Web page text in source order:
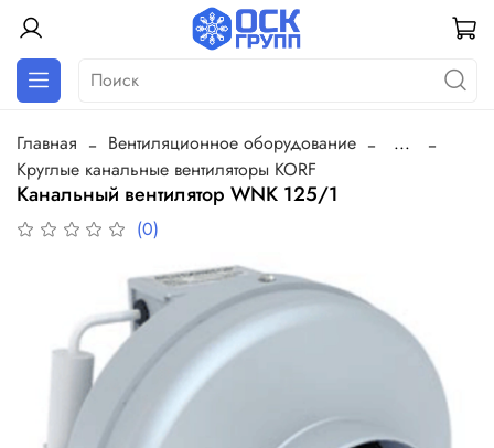
Главная Вентиляционное оборудование
...
Круглые канальные вентиляторы KORF
Канальный вентилятор WNK 125/1
(0)